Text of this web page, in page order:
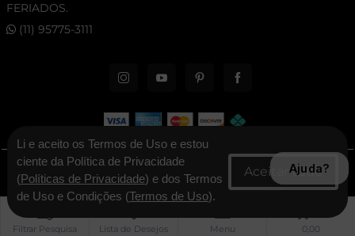
Filtrar Pesquisa Lista de Desejos Menu 0,00
FERIADOS.
(11) 95775-3111
© 2026 New Era Cap. Todos os direitos reservados.
CNPJ: 06.346.545/0001-30 - New Era Brasil Ltda
Li e aceito os Termos de Uso e estou
ciente da Política de Privacidade
(Políticas de Privacidade) e dos Termos
de Uso e Condições (Termos de Uso).
Filtrar Pesquisa Lista de Desejos Menu 0,00
Ajuda?